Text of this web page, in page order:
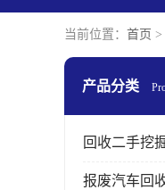
当前位置： 首页 >
产品分类
回收二手挖
报废汽车回